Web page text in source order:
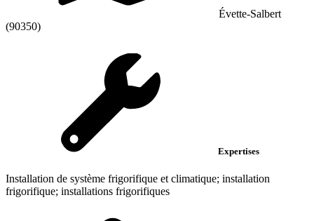
Évette-Salbert
(90350)
Expertises
Installation de système frigorifique et climatique; installation
frigorifique; installations frigorifiques